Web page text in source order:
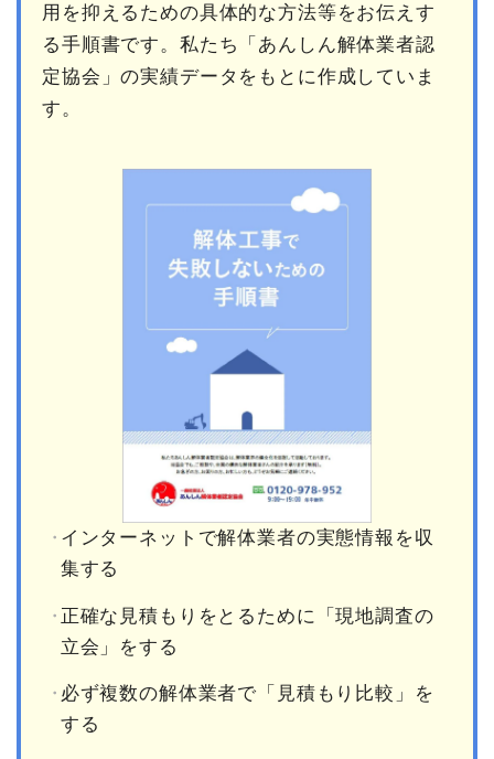
用を抑えるための具体的な方法等をお伝えす
る手順書です。私たち「あんしん解体業者認
定協会」の実績データをもとに作成していま
す。
インターネットで解体業者の実態情報を収
集する
正確な見積もりをとるために「現地調査の
立会」をする
必ず複数の解体業者で「見積もり比較」を
する